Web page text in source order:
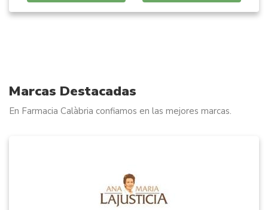
Item
Marcas Destacadas
En Farmacia Calàbria confiamos en las mejores marcas.